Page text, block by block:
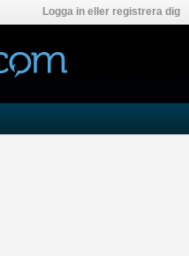
Logga in eller registrera dig